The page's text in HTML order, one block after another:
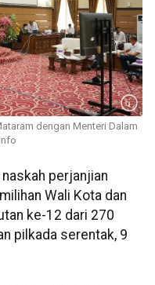
dengan Menteri Dalam
perjanjian
Wali Kota dan
ke-12 dari 270
pilkada serentak, 9